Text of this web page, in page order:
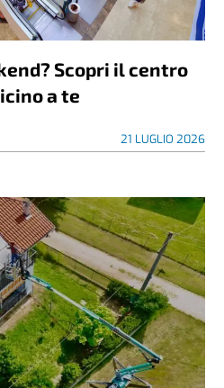
Scopri il centro
a te
21 LUGLIO 2026